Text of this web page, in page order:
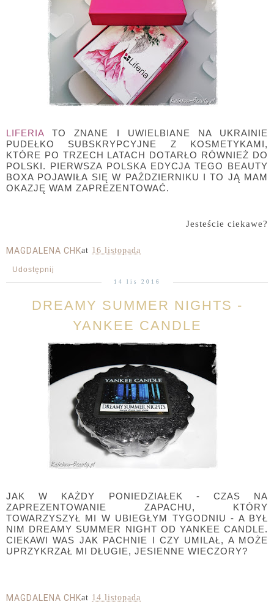
LIFERIA TO ZNANE I UWIELBIANE NA UKRAINIE
PUDEŁKO SUBSKRYPCYJNE Z KOSMETYKAMI,
KTÓRE PO TRZECH LATACH DOTARŁO RÓWNIEŻ DO
POLSKI. PIERWSZA POLSKA EDYCJA TEGO BEAUTY
BOXA POJAWIŁA SIĘ W PAŹDZIERNIKU I TO JĄ MAM
OKAZJĘ WAM ZAPREZENTOWAĆ.
Jesteście ciekawe?
MAGDALENA CHKat 16 listopada
Udostępnij
14 lis 2016
DREAMY SUMMER NIGHTS -
YANKEE CANDLE
JAK W KAŻDY PONIEDZIAŁEK - CZAS NA
ZAPREZENTOWANIE ZAPACHU, KTÓRY
TOWARZYSZYŁ MI W UBIEGŁYM TYGODNIU - A BYŁ
NIM DREAMY SUMMER NIGHT OD YANKEE CANDLE.
CIEKAWI WAS JAK PACHNIE I CZY UMILAŁ, A MOŻE
UPRZYKRZAŁ MI DŁUGIE, JESIENNE WIECZORY?
MAGDALENA CHKat 14 listopada